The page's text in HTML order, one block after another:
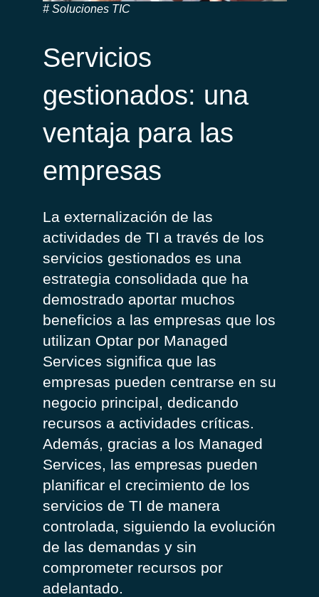
Soluciones TIC
Servicios
gestionados: una
ventaja para las
empresas
La externalización de las
actividades de TI a través de los
servicios gestionados es una
estrategia consolidada que ha
demostrado aportar muchos
beneficios a las empresas que los
utilizan Optar por Managed
Services significa que las
empresas pueden centrarse en su
negocio principal, dedicando
recursos a actividades críticas.
Además, gracias a los Managed
Services, las empresas pueden
planificar el crecimiento de los
servicios de TI de manera
controlada, siguiendo la evolución
de las demandas y sin
comprometer recursos por
adelantado.